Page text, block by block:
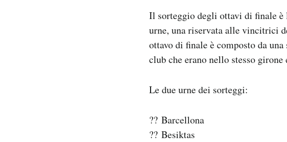
Il sorteggio degli ottavi di finale
urne, una riservata alle vincitrici
ottavo di finale è composto da
club che erano nello stesso
Le due urne dei sorteggi:
?? Barcellona
?? Besiktas